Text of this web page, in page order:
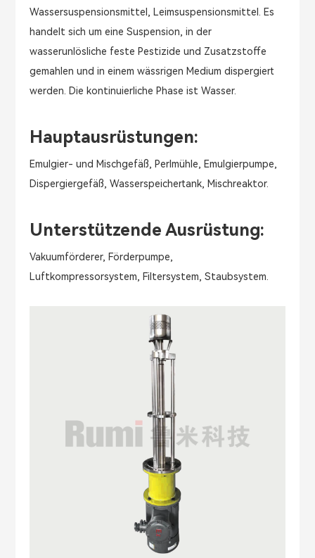
Wassersuspensionsmittel, Leimsuspensionsmittel. Es
handelt sich um eine Suspension, in der
wasserunlösliche feste Pestizide und Zusatzstoffe
gemahlen und in einem wässrigen Medium dispergiert
werden. Die kontinuierliche Phase ist Wasser.
Hauptausrüstungen:
Emulgier- und Mischgefäß, Perlmühle, Emulgierpumpe,
Dispergiergefäß, Wasserspeichertank, Mischreaktor.
Unterstützende Ausrüstung:
Vakuumförderer, Förderpumpe,
Luftkompressorsystem, Filtersystem, Staubsystem.